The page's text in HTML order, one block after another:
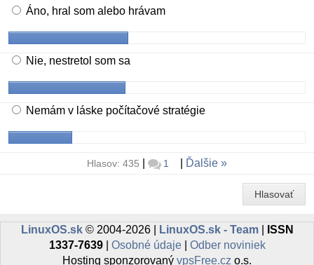
Áno, hral som alebo hrávam
Nie, nestretol som sa
Nemám v láske počítačové stratégie
Hlasov: 435 1 Ďalšie
Hlasovať
LinuxOS.sk© 2004-2026 | LinuxOS.sk - Team|
ISSN
1337-7639| Osobné údaje| Odber noviniek
Hosting sponzorovaný vpsFree.cz o.s.